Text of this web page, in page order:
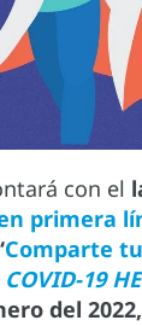
con el
primera
Comparte
COVID-19
del 2022,